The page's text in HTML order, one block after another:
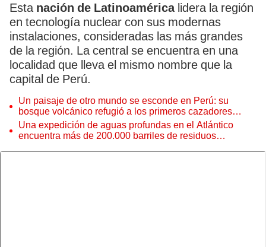
Esta nación de Latinoaméricalidera la región
en tecnología nuclear con sus modernas
instalaciones, consideradas las más grandes
de la región. La central se encuentra en una
localidad que lleva el mismo nombre que la
capital de Perú.
Un paisaje de otro mundo se esconde en Perú: su
bosque volcánico refugió a los primeros cazadores
andinos hace 10.000 años
Una expedición de aguas profundas en el Atlántico
encuentra más de 200.000 barriles de residuos